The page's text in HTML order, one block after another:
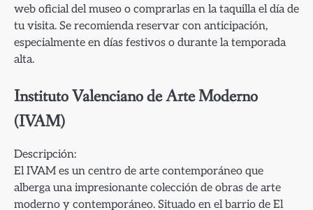
web oficial del museo o comprarlas en la taquilla el día de
tu visita. Se recomienda reservar con anticipación,
especialmente en días festivos o durante la temporada
alta.
Instituto Valenciano de Arte Moderno
(IVAM)
Descripción:
El IVAM es un centro de arte contemporáneo que
alberga una impresionante colección de obras de arte
moderno y contemporáneo. Situado en el barrio de El